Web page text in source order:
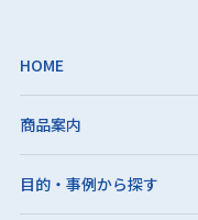
HOME
商品案内
目的・事例から探す